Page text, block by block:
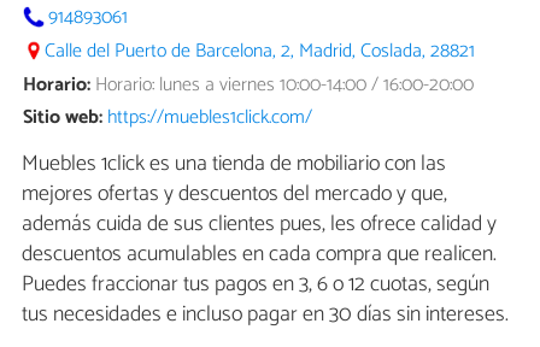
914893061
Calle del Puerto de Barcelona, 2, Madrid, Coslada, 28821
Horario:Horario: lunes a viernes 10:00-14:00 / 16:00-20:00
Sitio web:https://muebles1click.com/
Muebles 1click es una tienda de mobiliario con las
mejores ofertas y descuentos del mercado y que,
además cuida de sus clientes pues, les ofrece calidad y
descuentos acumulables en cada compra que realicen.
Puedes fraccionar tus pagos en 3, 6 o 12 cuotas, según
tus necesidades e incluso pagar en 30 días sin intereses.